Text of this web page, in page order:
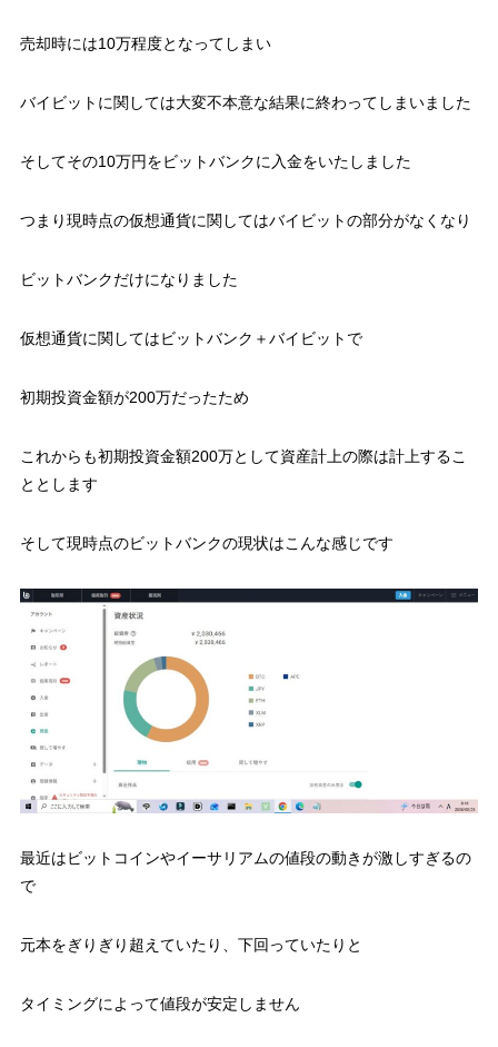
売却時には10万程度となってしまい
バイビットに関しては大変不本意な結果に終わってしまいました
そしてその10万円をビットバンクに入金をいたしました
つまり現時点の仮想通貨に関してはバイビットの部分がなくなり
ビットバンクだけになりました
仮想通貨に関してはビットバンク＋バイビットで
初期投資金額が200万だったため
これからも初期投資金額200万として資産計上の際は計上するこ
ととします
そして現時点のビットバンクの現状はこんな感じです
最近はビットコインやイーサリアムの値段の動きが激しすぎるの
で
元本をぎりぎり超えていたり、下回っていたりと
タイミングによって値段が安定しません